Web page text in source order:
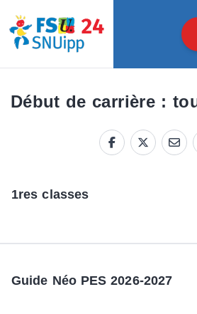
Début de carrière :
1res classes
Guide Néo PES 2026-2027